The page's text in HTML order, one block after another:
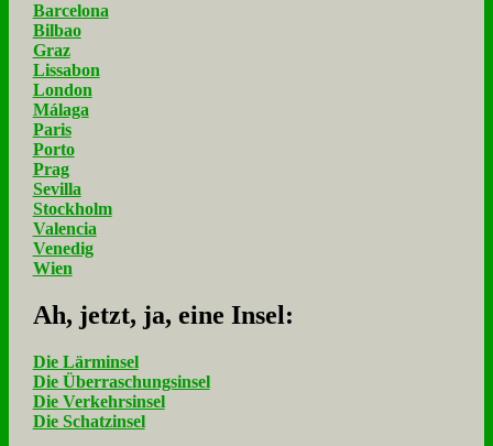
Barcelona
Bilbao
Graz
Lissabon
London
Málaga
Paris
Porto
Prag
Sevilla
Stockholm
Valencia
Venedig
Wien
Ah, jetzt, ja, ei­ne In­sel:
Die Lärminsel
Die Überraschungsinsel
Die Verkehrsinsel
Die Schatzinsel